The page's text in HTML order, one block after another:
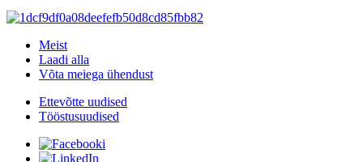
Meist
Laadi alla
Võta meiega ühendust
Ettevõtte uudised
Tööstusuudised